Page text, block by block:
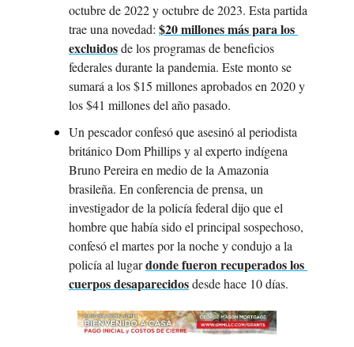
octubre de 2022 y octubre de 2023. Esta partida
trae una novedad: $20 millones más para los
excluidos de los programas de beneficios
federales durante la pandemia. Este monto se
sumará a los $15 millones aprobados en 2020 y
los $41 millones del año pasado.
Un pescador confesó que asesinó al periodista
británico Dom Phillips y al experto indígena
Bruno Pereira en medio de la Amazonia
brasileña. En conferencia de prensa, un
investigador de la policía federal dijo que el
hombre que había sido el principal sospechoso,
confesó el martes por la noche y condujo a la
policía al lugar donde fueron recuperados los
cuerpos desaparecidos desde hace 10 días.